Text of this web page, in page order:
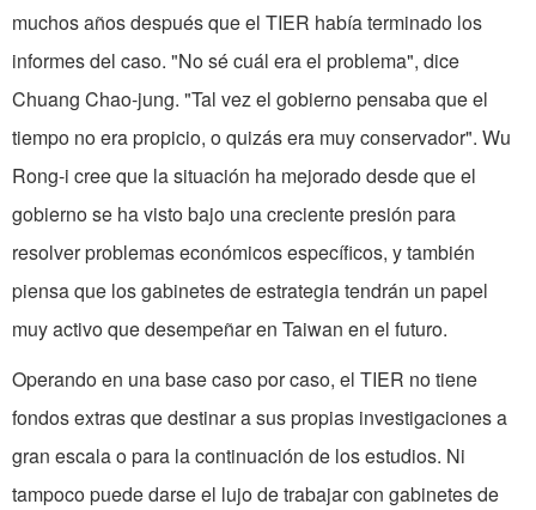
muchos años después que el TIER había terminado los
informes del caso. "No sé cuál era el problema", dice
Chuang Chao-jung. "Tal vez el gobierno pensaba que el
tiempo no era propicio, o quizás era muy conservador". Wu
Rong-i cree que la situación ha mejorado desde que el
gobierno se ha visto bajo una creciente presión para
resolver problemas económicos específicos, y también
piensa que los gabinetes de estrategia tendrán un papel
muy activo que desempeñar en Taiwan en el futuro.
Operando en una base caso por caso, el TIER no tiene
fondos extras que destinar a sus propias investigaciones a
gran escala o para la continuación de los estudios. Ni
tampoco puede darse el lujo de trabajar con gabinetes de